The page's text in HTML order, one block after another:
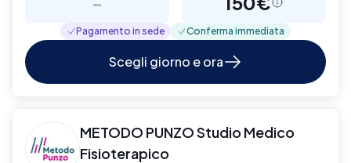
Pagamento in sede Conferma immediata
Scegli giorno e ora
METODO PUNZO Studio Medico
Fisioterapico